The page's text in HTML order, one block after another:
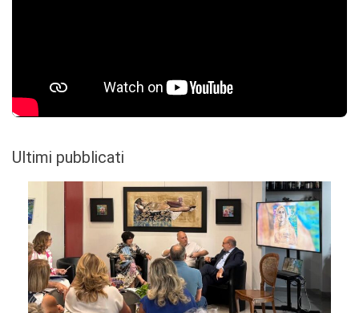
Ultimi pubblicati